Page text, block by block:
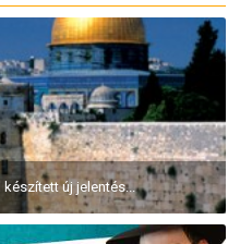
készített új jelentés...